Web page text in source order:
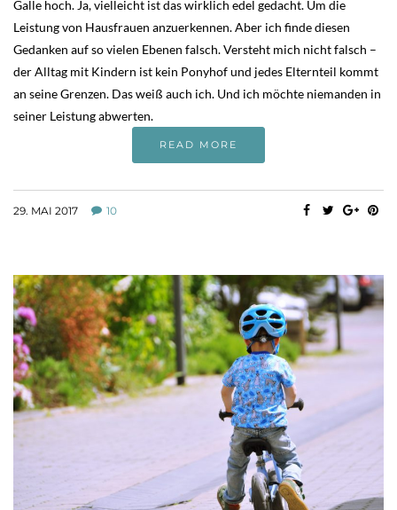
Galle hoch. Ja, vielleicht ist das wirklich edel gedacht. Um die
Leistung von Hausfrauen anzuerkennen. Aber ich finde diesen
Gedanken auf so vielen Ebenen falsch. Versteht mich nicht falsch –
der Alltag mit Kindern ist kein Ponyhof und jedes Elternteil kommt
an seine Grenzen. Das weiß auch ich. Und ich möchte niemanden in
seiner Leistung abwerten.
READ MORE
29. MAI 2017 10